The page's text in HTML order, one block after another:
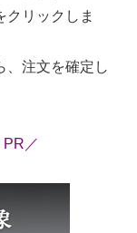
クリックしま
、注文を確定し
／